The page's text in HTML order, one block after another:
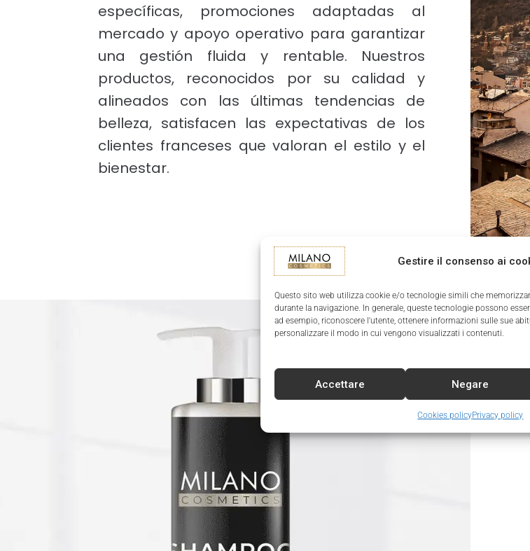
Gestire il consenso ai
Questo sito web utilizza cookie e/o tecnologie simili che
durante la navigazione. In generale, queste tecnologie possono
ad esempio, riconoscere l'utente, ottenere informazioni sulle sue
personalizzare il modo in cui vengono visualizzati i contenuti.
Accettare Negare
Cookies policyPrivacy policy
específicas, promociones adaptadas al
mercado y apoyo operativo para garantizar
una gestión fluida y rentable. Nuestros
productos, reconocidos por su calidad y
alineados con las últimas tendencias de
belleza, satisfacen las expectativas de los
clientes franceses que valoran el estilo y el
bienestar.